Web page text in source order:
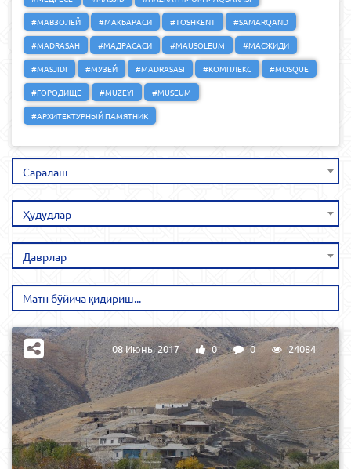
#МАВЗОЛЕЙ
#МАҚБАРАСИ #TOSHKENT
#SAMARQAND
#MADRASAH
#МАДРАСАСИ #MAUSOLEUM
#МАСЖИДИ
#MASJIDI
#МУЗЕЙ #MADRASASI #КОМПЛЕКС
#MOSQUE
#ГОРОДИЩЕ
#MUZEYI
#MUSEUM
#АРХИТЕКТУРНЫЙ ПАМЯТНИК
Саралаш
Ҳудудлар
Даврлар
08 Июнь, 2017 0 0 24084